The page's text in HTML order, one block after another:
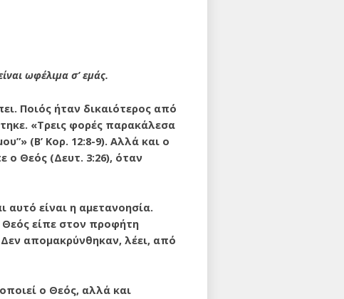
ωφέλιμα σ’ εμάς.
Ποιός ήταν δι­καιότερος από
«Τρεις φορές παρακάλεσα
(Β’ Κορ. 12:8-9). Αλλά και ο
ο Θεός (Δευτ. 3:26), όταν
αυτό είναι η αμετανοησία.
Θεός είπε στον προφήτη
Δεν απομακρύνθηκαν, λέει, από
ο Θεός, αλλά και